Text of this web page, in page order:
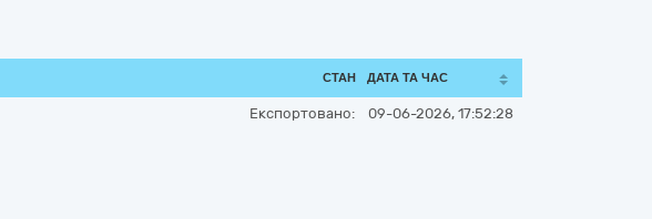
СТАН ДАТА ТА ЧАС
Експортовано: 09-06-2026, 17:52:28